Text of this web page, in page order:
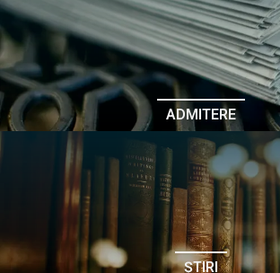
Admitere
Erasmus & Internațional
Despre Facultate
ADMITERE
ȘTIRI